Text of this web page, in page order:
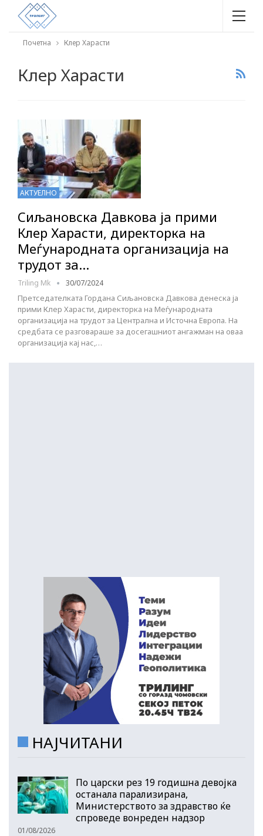
Почетна Клер Харасти
Клер Харасти
АКТУЕЛНО
Сиљановска Давкова ја прими
Клер Харасти, директорка на
Меѓународната организација на
трудот за…
Triling Mk 30/07/2024
Претседателката Гордана Сиљановска Давкова денеска ја
прими Клер Харасти, директорка на Меѓународната
организација на трудот за Централна и Источна Европа. На
средбата се разговараше за досегашниот ангажман на оваа
организација кај нас,…
НАЈЧИТАНИ
По царски рез 19 годишна девојка
останала парализирана,
Министерството за здравство ќе
спроведе вонреден надзор
01/08/2026